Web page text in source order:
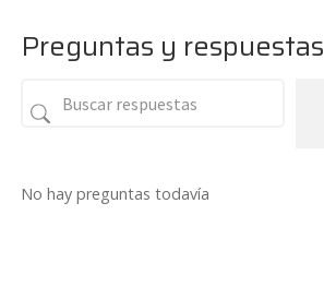
Preguntas y respuestas
No hay preguntas todavía